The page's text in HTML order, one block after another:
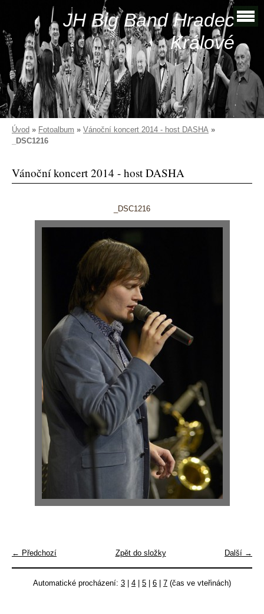
JH Big Band Hradec
Králové
Úvod » Fotoalbum » Vánoční koncert 2014 - host DASHA »
_DSC1216
Vánoční koncert 2014 - host DASHA
_DSC1216
← Předchozí Další →
Zpět do složky
Automatické procházení: 3 4 5 6 7 (čas ve vteřinách)